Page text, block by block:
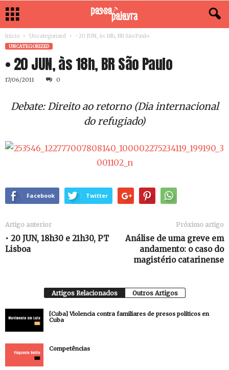
Início Uncategorized • 20 JUN, às 18h, BR São Paulo
UNCATEGORIZED
• 20 JUN, às 18h, BR São Paulo
17/06/2011 0
Debate: Direito ao retorno (Dia internacional
do refugiado)
Facebook Twitter
Artigo anterior
• 20 JUN, 18h30 e 21h30, PT
Lisboa
Próximo artigo
Análise de uma greve em
andamento: o caso do
magistério catarinense
Artigos Relacionados Outros Artigos
[Cuba] Violencia contra familiares de presos políticos en
Cuba
Competências